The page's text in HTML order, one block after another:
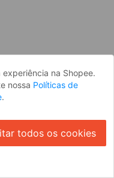
na Shopee.
nossa Políticas de
.
todos os cookies